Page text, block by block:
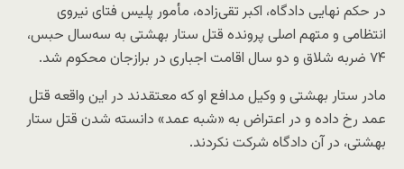
در حکم نهایی دادگاه‌، اکبر تقی‌زاده، مأمور پلیس فتای نیروی
انتظامی و متهم اصلی پرونده قتل ستار بهشتی به سه‌سال حبس،
۷۴ ضربه شلاق و دو سال اقامت اجباری در برازجان محکوم شد.
مادر ستار بهشتی و وکیل مدافع او که معتقدند در این واقعه قتل
عمد رخ داده و در اعتراض به «شبه عمد» دانسته شدن قتل ستار
بهشتی، در‌ آن دادگاه شرکت نکردند.